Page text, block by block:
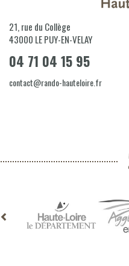
21, rue du Collège
43000 LE PUY-EN-VELAY
04 71 04 15 95
contact@rando-hauteloire.fr